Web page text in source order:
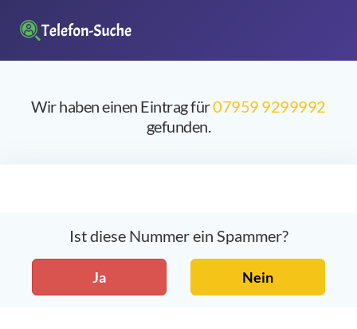
Wir haben einen Eintrag für07959 9299992
gefunden.
Ist diese Nummer ein Spammer?
Ja Nein